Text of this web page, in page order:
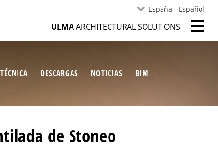
España - Español
ULMAARCHITECTURAL SOLUTIONS
DESCARGAS NOTICIAS
BIM
de Stoneo